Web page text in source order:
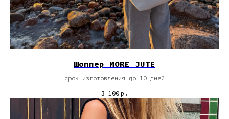
Шоппер MORE JUTE
срок изготовления до 10 дней
3 100 р.